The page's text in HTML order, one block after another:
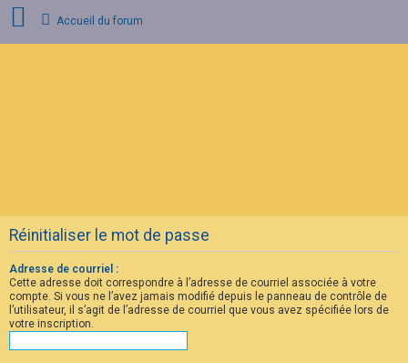
I
s
c
r
i
p
t
Accueil du forum
Réinitialiser le mot de passe
Adresse de courriel :
Cette adresse doit correspondre à l’adresse de courriel associée à votre
compte. Si vous ne l’avez jamais modifié depuis le panneau de contrôle de
l’utilisateur, il s’agit de l’adresse de courriel que vous avez spécifiée lors de
votre inscription.